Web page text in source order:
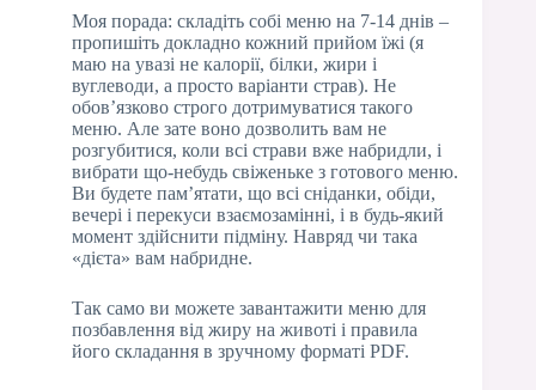
Моя порада: складіть собі меню на 7-14 днів –
пропишіть докладно кожний прийом їжі (я
маю на увазі не калорії, білки, жири і
вуглеводи, а просто варіанти страв). Не
обов’язково строго дотримуватися такого
меню. Але зате воно дозволить вам не
розгубитися, коли всі страви вже набридли, і
вибрати що-небудь свіженьке з готового меню.
Ви будете пам’ятати, що всі сніданки, обіди,
вечері і перекуси взаємозамінні, і в будь-який
момент здійснити підміну. Навряд чи така
«дієта» вам набридне.
Так само ви можете завантажити меню для
позбавлення від жиру на животі і правила
його складання в зручному форматі PDF.